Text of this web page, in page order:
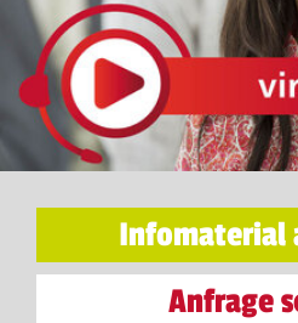
Infomaterial
Anfrage